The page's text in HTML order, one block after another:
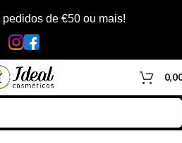
de €50 ou mais!